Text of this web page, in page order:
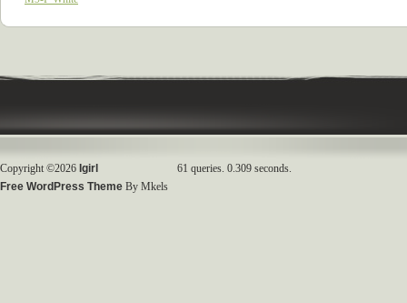
Copyright ©2026 Igirl
Free WordPress Theme By Mkels
61 queries. 0.309 seconds.